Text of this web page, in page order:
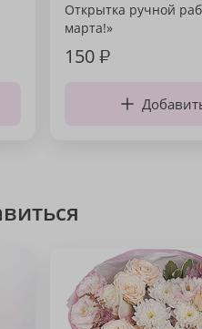
Открытка ручной
марта!»
150₽